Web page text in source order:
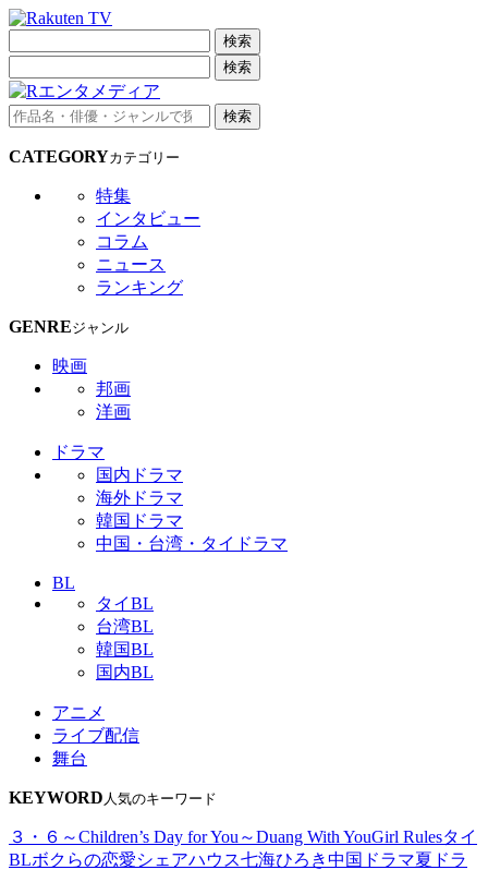
検索
検索
検索
CATEGORYカテゴリー
特集
インタビュー
コラム
ニュース
ランキング
GENREジャンル
映画
邦画
洋画
ドラマ
国内ドラマ
海外ドラマ
韓国ドラマ
中国・台湾・タイドラマ
BL
タイBL
台湾BL
韓国BL
国内BL
アニメ
ライブ配信
舞台
KEYWORD 人気のキーワード
３・６～Children’s Day for You～Duang With YouGirl Rulesタイ
BLボクらの恋愛シェアハウス七海ひろき中国ドラマ夏ドラ